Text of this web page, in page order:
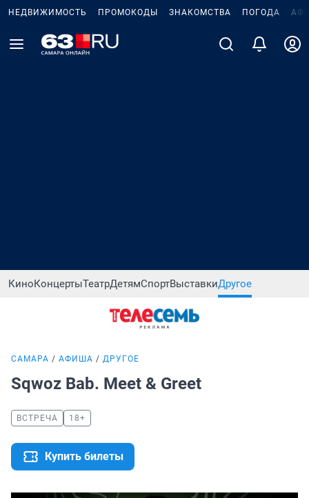
НЕДВИЖИМОСТЬ ПРОМОКОДЫ ЗНАКОМСТВА ПОГОДА
КиноКонцертыТеатрДетямСпортВыставкиДругое
САМАРА АФИША ДРУГОЕ
Sqwoz Bab. Meet & Greet
ВСТРЕЧА 18+
Купить билеты